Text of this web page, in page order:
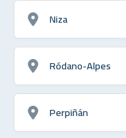
Niza
Ródano-Alpes
Perpiñán